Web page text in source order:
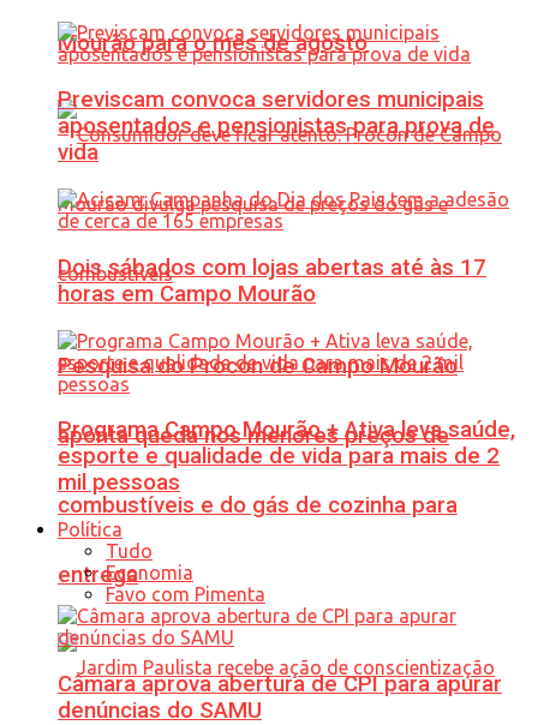
Mourão para o mês de agosto
Pesquisa do Procon de Campo Mourão
aponta queda nos menores preços de
combustíveis e do gás de cozinha para
entrega
Previscam convoca servidores municipais
aposentados e pensionistas para prova de
vida
Dois sábados com lojas abertas até às 17
horas em Campo Mourão
Programa Campo Mourão + Ativa leva saúde,
esporte e qualidade de vida para mais de 2
mil pessoas
Política
Tudo
Economia
Favo com Pimenta
Câmara aprova abertura de CPI para apurar
denúncias do SAMU